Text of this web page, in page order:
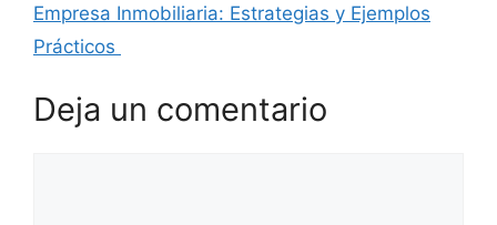
Empresa Inmobiliaria: Estrategias y Ejemplos
Prácticos
Deja un comentario